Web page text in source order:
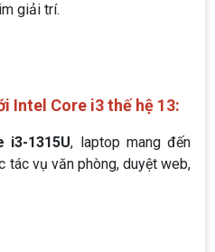
giải trí.
Intel Core i3 thế hệ 13:
i3-1315U, laptop mang đến
tác vụ văn phòng, duyệt web,